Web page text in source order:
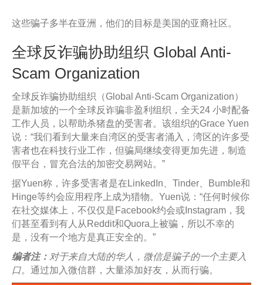
这些骗子多半在亚洲，他们的目标是美国的亚裔社区。
全球反诈骗协助组织 Global Anti-
Scam Organization
全球反诈骗协助组织（Global Anti-Scam Organization）
是新加坡的一个全球反诈骗非盈利组织，全天24 小时配备
工作人员，以帮助杀猪盘的受害者。该组织的Grace Yuen
说：“我们看到大量来自湾区的受害者涌入，湾区的许多受
害者也在科技行业工作，但骗局继续变得更加先进，制造
假平台，冒充合法的加密交易网站。”
据Yuen称，许多受害者是在LinkedIn、Tinder、Bumble和
Hinge等约会应用程序上成为猎物。Yuen说：“任何时候你
在社交媒体上，不仅仅是Facebook约会或Instagram，我
们甚至看到有人从Reddit和Quora上被骗，所以不幸的
是，没有一个地方是真正安全的。”
编者注： 对于来自大陆的华人，微信是骗子的一个主要入
口。 通过加入微信群，大量添加好友，从而行骗。